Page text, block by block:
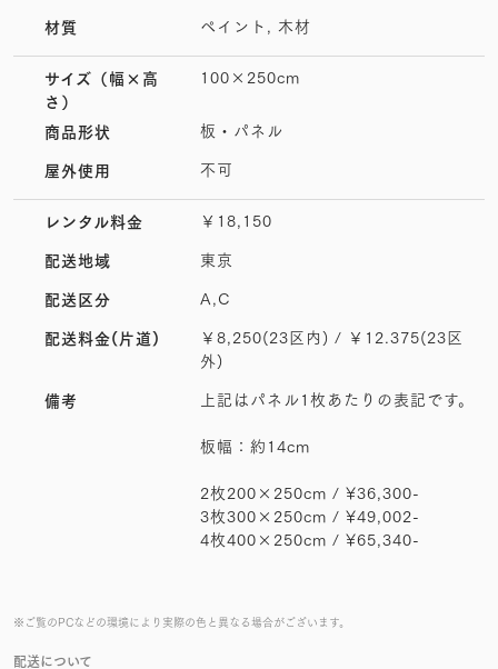
※ご覧のPCなどの環境により実際の色と異なる場合がございます。
配送について
材質 ペイント, 木材
サイズ （幅×高
さ）
100×250cm
商品形状 板・パネル
屋外使用 不可
レンタル料金 ￥18,150
配送地域 東京
配送区分 A,C
配送料金(片道)
￥8,250(23区内) / ￥12.375(23区
外)
備考
上記はパネル1枚あたりの表記です。
板幅：約14cm
2枚200×250cm / ¥36,300-
3枚300×250cm / ¥49,002-
4枚400×250cm / ¥65,340-